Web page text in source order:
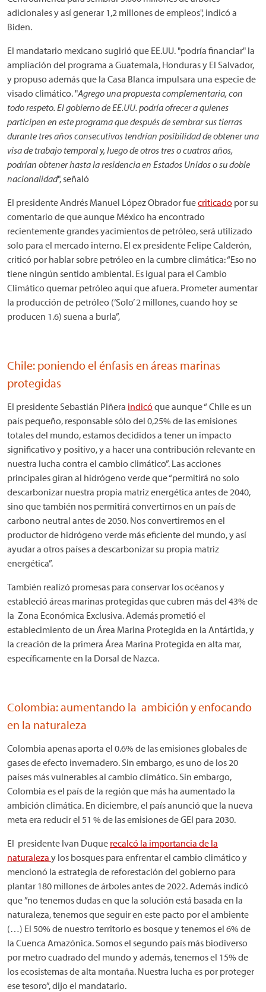
adicionales y así generar 1,2 millones de empleos", indicó a
Biden.
El mandatario mexicano sugirió que EE.UU. "podría financiar" la
ampliación del programa a Guatemala, Honduras y El Salvador,
y propuso además que la Casa Blanca impulsara una especie de
visado climático. "Agrego una propuesta complementaria, con
todo respeto. El gobierno de EE.UU. podría ofrecer a quienes
participen en este programa que después de sembrar sus tierras
durante tres años consecutivos tendrían posibilidad de obtener una
visa de trabajo temporal y, luego de otros tres o cuatros años,
podrían obtener hasta la residencia en Estados Unidos o su doble
nacionalidad", señaló
El presidente Andrés Manuel López Obrador fuecriticado por su
comentario de que aunque México ha encontrado
recientemente grandes yacimientos de petróleo, será utilizado
solo para el mercado interno. El ex presidente Felipe Calderón,
criticó por hablar sobre petróleo en la cumbre climática: “Eso no
tiene ningún sentido ambiental. Es igual para el Cambio
Climático quemar petróleo aquí que afuera. Prometer aumentar
la producción de petróleo (‘Solo’ 2 millones, cuando hoy se
producen 1.6) suena a burla”,
Chile: poniendo el énfasis en áreas marinas
protegidas
El presidente Sebastián Piñera indicóque aunque “ Chile es un
país pequeño, responsable sólo del 0,25% de las emisiones
totales del mundo, estamos decididos a tener un impacto
significativo y positivo, y a hacer una contribución relevante en
nuestra lucha contra el cambio climático”. Las acciones
principales giran al hidrógeno verde que “permitirá no solo
descarbonizar nuestra propia matriz energética antes de 2040,
sino que también nos permitirá convertirnos en un país de
carbono neutral antes de 2050. Nos convertiremos en el
productor de hidrógeno verde más eficiente del mundo, y así
ayudar a otros países a descarbonizar su propia matriz
energética”.
También realizó promesas para conservar los océanos y
estableció áreas marinas protegidas que cubren más del 43% de
la Zona Económica Exclusiva. Además prometió el
establecimiento de un Área Marina Protegida en la Antártida, y
la creación de la primera Área Marina Protegida en alta mar,
específicamente en la Dorsal de Nazca.
Colombia: aumentando la ambición y enfocando
en la naturaleza
Colombia apenas aporta el 0.6% de las emisiones globales de
gases de efecto invernadero. Sin embargo, es uno de los 20
países más vulnerables al cambio climático. Sin embargo,
Colombia es el país de la región que más ha aumentado la
ambición climática. En diciembre, el país anunció que la nueva
meta era reducir el 51 % de las emisiones de GEI para 2030.
El presidente Ivan Duque recalcó la importancia de la
naturaleza y los bosques para enfrentar el cambio climático y
mencionó la estrategia de reforestación del gobierno para
plantar 180 millones de árboles antes de 2022. Además indicó
que ”no tenemos dudas en que la solución está basada en la
naturaleza, tenemos que seguir en este pacto por el ambiente
(…) El 50% de nuestro territorio es bosque y tenemos el 6% de
la Cuenca Amazónica. Somos el segundo país más biodiverso
por metro cuadrado del mundo y además, tenemos el 15% de
los ecosistemas de alta montaña. Nuestra lucha es por proteger
ese tesoro”, dijo el mandatario.